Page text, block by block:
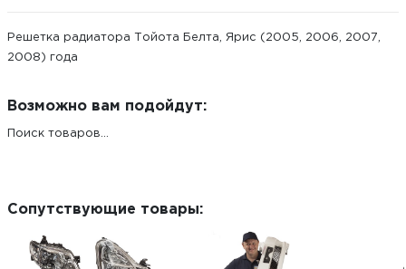
Решетка радиатора Тойота Белта, Ярис (2005, 2006, 2007,
2008) года
Возможно вам подойдут:
Поиск товаров...
Сопутствующие товары: